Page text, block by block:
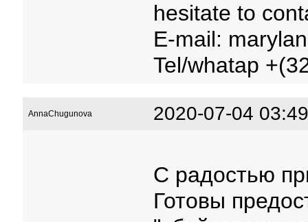
hesitate to
E-mail:
Tel/whatap
AnnaChugunova 2020-07-04
С радостью
Готовы